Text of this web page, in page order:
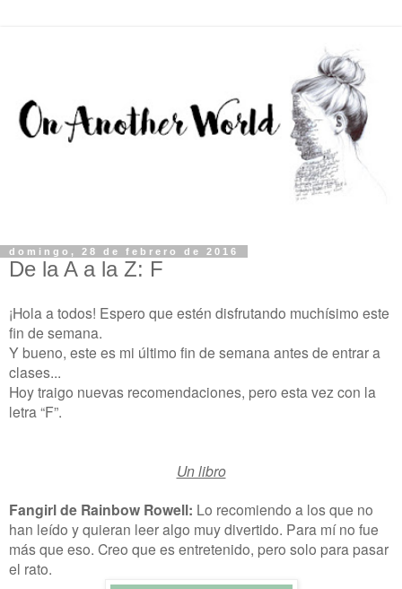
domingo, 28 de febrero de 2016
De la A a la Z: F
¡Hola a todos! Espero que estén disfrutando muchísimo este
fin de semana.
Y bueno, este es mi último fin de semana antes de entrar a
clases...
Hoy traigo nuevas recomendaciones, pero esta vez con la
letra “F”.
Un libro
Fangirl de Rainbow Rowell: Lo recomiendo a los que no
han leído y quieran leer algo muy divertido. Para mí no fue
más que eso. Creo que es entretenido, pero solo para pasar
el rato.